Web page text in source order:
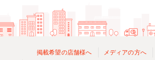
掲載希望の店舗様へ メディアの方へ